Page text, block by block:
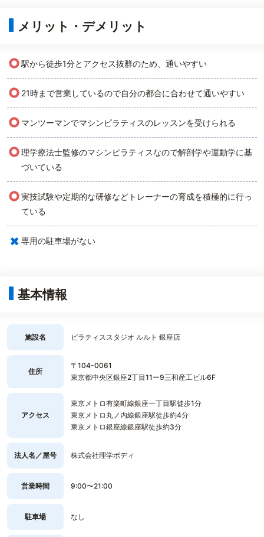
メリット・デメリット
○駅から徒歩1分とアクセス抜群のため、通いやすい
○ 21時まで営業しているので自分の都合に合わせて通いやすい
○ マンツーマンでマシンピラティスのレッスンを受けられる
○理学療法士監修のマシンピラティスなので解剖学や運動学に基
づいている
○実技試験や定期的な研修などトレーナーの育成を積極的に行っ
ている
× 専用の駐車場がない
基本情報
施設名 ピラティススタジオ ルルト 銀座店
住所
〒104-0061
東京都中央区銀座2丁目11ー9三和産工ビル6F
アクセス
東京メトロ有楽町線銀座一丁目駅徒歩1分
東京メトロ丸ノ内線銀座駅徒歩約4分
東京メトロ銀座線銀座駅徒歩約3分
法人名／屋号 株式会社理学ボディ
営業時間 9:00〜21:00
駐車場 なし